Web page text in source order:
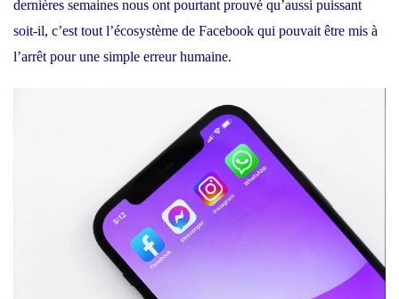
dernières semaines nous ont pourtant prouvé qu’aussi puissant
soit-il, c’est tout l’écosystème de Facebook qui pouvait être mis à
l’arrêt pour une simple erreur humaine.